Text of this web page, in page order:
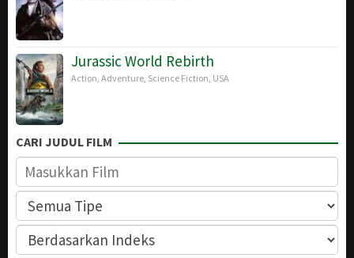
Jurassic World Rebirth
Action Adventure Science Fiction USA
CARI JUDUL FILM